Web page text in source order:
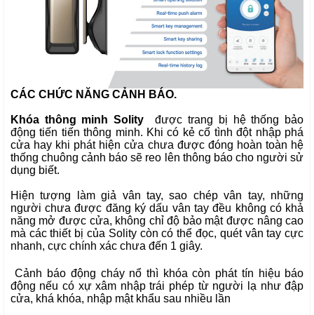
CÁC CHỨC NĂNG CẢNH BÁO.
Khóa thông minh Solity
được trang bị hệ thống bảo
động tiến tiến thông minh. Khi có kẻ cố tình đột nhập phá
cửa hay khi phát hiện cửa chưa được đóng hoàn toàn hệ
thống chuông cảnh báo sẽ reo lên thông báo cho người sử
dụng biết.
Hiện tượng làm giả vân tay, sao chép vân tay, những
người chưa được đăng ký dấu vân tay đều không có khả
năng mở được cửa, không chỉ độ bảo mật được nâng cao
mà các thiết bị của Solity còn có thể đọc, quét vân tay cực
nhanh, cực chính xác chưa đến 1 giây.
Cảnh báo động cháy nổ thì khóa còn phát tín hiệu báo
động nếu có xự xâm nhập trái phép từ người lạ như đập
cửa, khá khóa, nhập mật khẩu sau nhiều lần